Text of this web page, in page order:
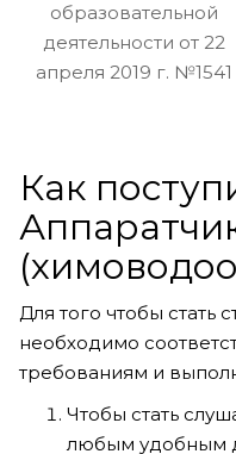
образовательной
деятельности от 22
апреля 2019 г. №1541
Как
Для того чтобы стать
необходимо
требованиям и
Чтобы стать
любым удобным